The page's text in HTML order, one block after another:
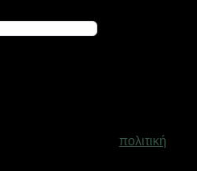
πολιτική